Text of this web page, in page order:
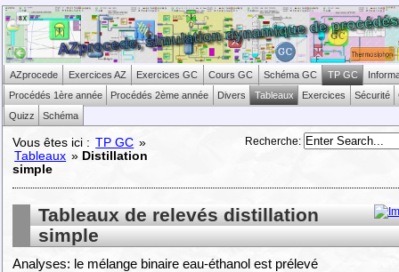
AZprocede Exercices AZ Exercices GC Cours GC Schéma GC TP GC
Procédés 1ère année
Procédés 2ème année Divers Tableaux Exercices Sécurité
Quizz
Schéma
Recherche:
Vous êtes ici : TP GC »
Tableaux » Distillation
simple
Tableaux de relevés distillation
simple
Analyses: le mélange binaire eau-éthanol est prélevé